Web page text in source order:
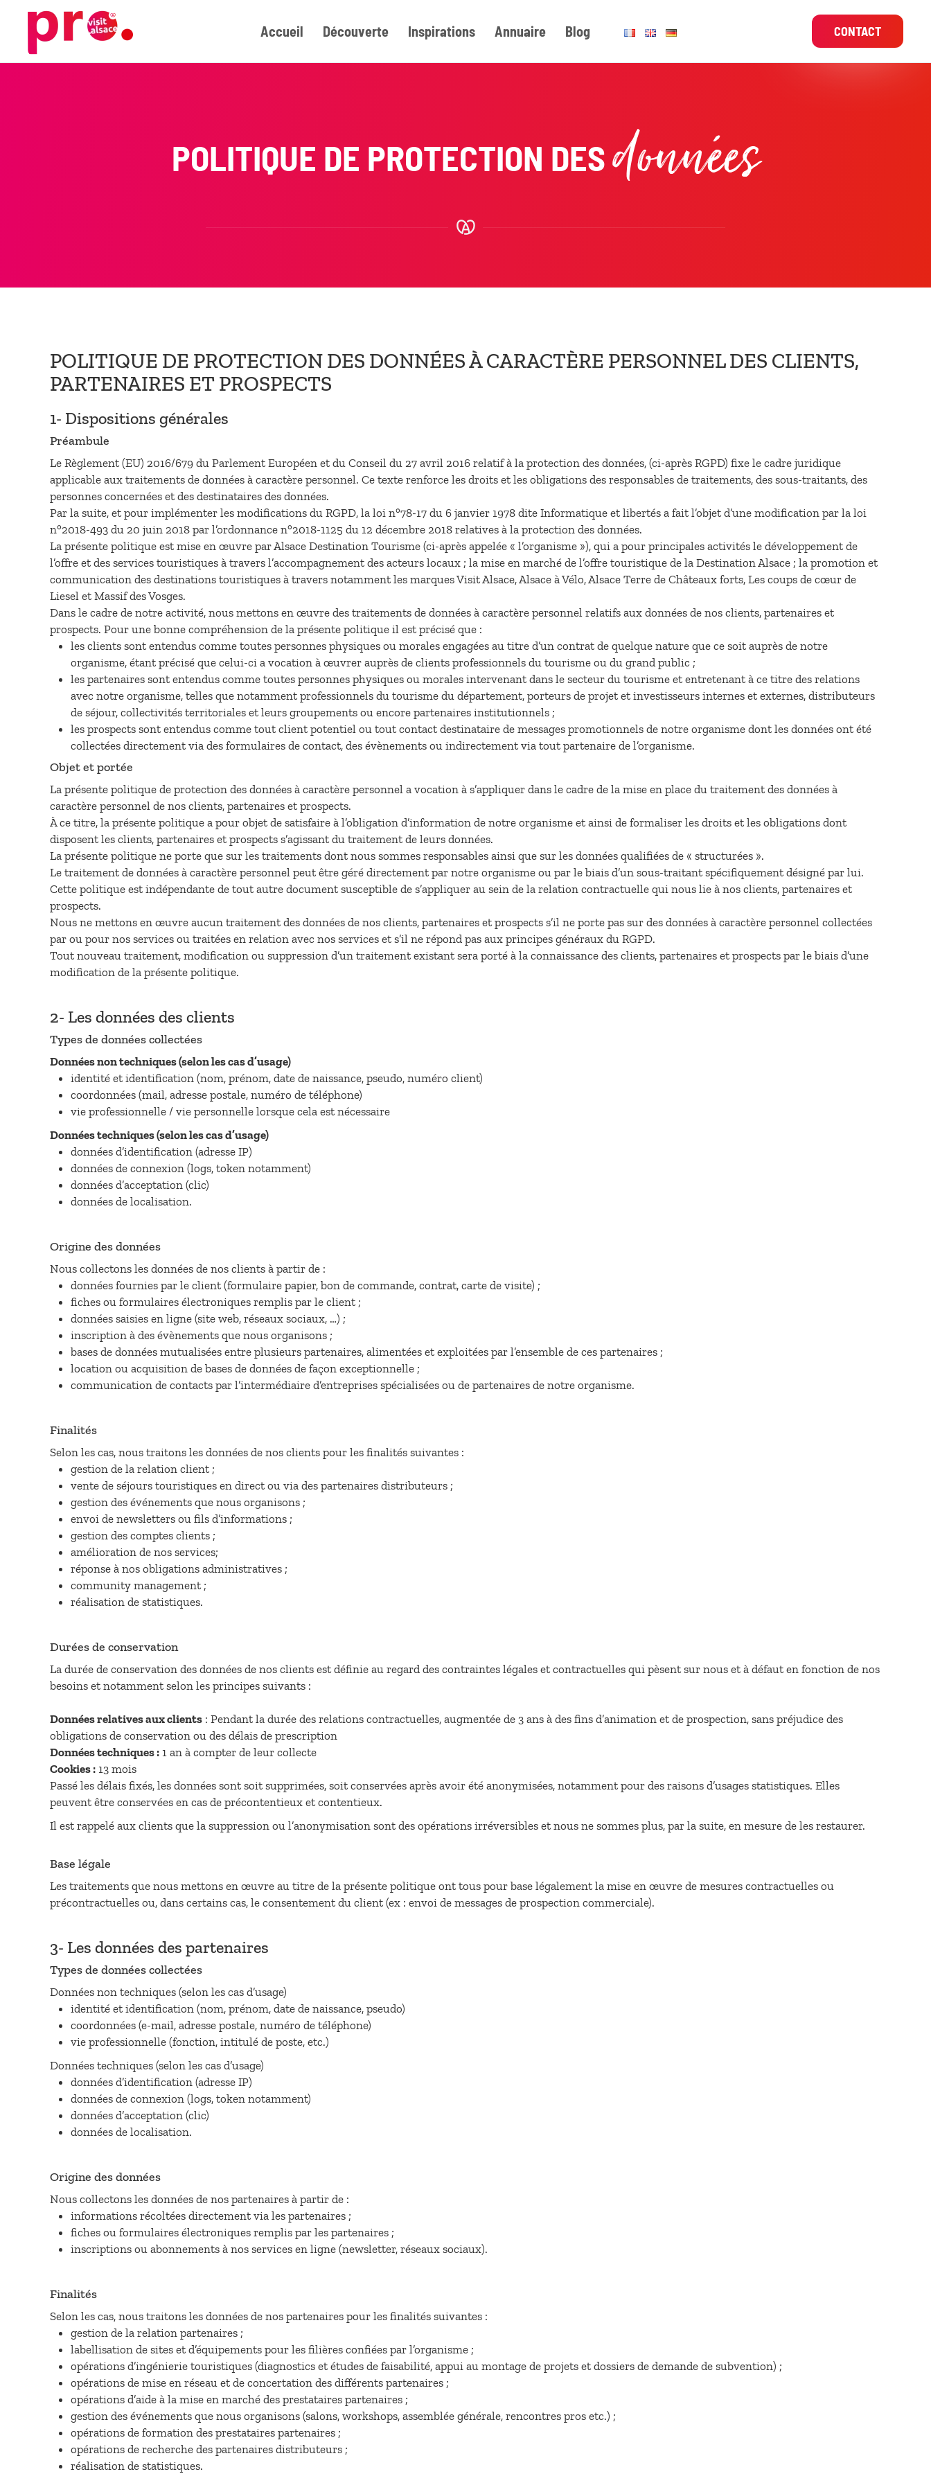
Skip to main content Accueil Découverte Inspirations Annuaire Blog CONTACT
POLITIQUE DE PROTECTION DESdonnées
POLITIQUE DE PROTECTION DES DONNÉES À CARACTÈRE PERSONNEL DES CLIENTS,
PARTENAIRES ET PROSPECTS
1- Dispositions générales
Préambule
Le Règlement (EU) 2016/679 du Parlement Européen et du Conseil du 27 avril 2016 relatif à la protection des données, (ci-après RGPD) fixe le cadre juridique
applicable aux traitements de données à caractère personnel. Ce texte renforce les droits et les obligations des responsables de traitements, des sous-traitants, des
personnes concernées et des destinataires des données.
Par la suite, et pour implémenter les modifications du RGPD, la loi n°78-17 du 6 janvier 1978 dite Informatique et libertés a fait l’objet d’une modification par la loi
n°2018-493 du 20 juin 2018 par l’ordonnance n°2018-1125 du 12 décembre 2018 relatives à la protection des données.
La présente politique est mise en œuvre par Alsace Destination Tourisme (ci-après appelée « l’organisme »), qui a pour principales activités le développement de
l’offre et des services touristiques à travers l’accompagnement des acteurs locaux ; la mise en marché de l’offre touristique de la Destination Alsace ; la promotion et
communication des destinations touristiques à travers notamment les marques Visit Alsace, Alsace à Vélo, Alsace Terre de Châteaux forts, Les coups de cœur de
Liesel et Massif des Vosges.
Dans le cadre de notre activité, nous mettons en œuvre des traitements de données à caractère personnel relatifs aux données de nos clients, partenaires et
prospects. Pour une bonne compréhension de la présente politique il est précisé que :
les clients sont entendus comme toutes personnes physiques ou morales engagées au titre d’un contrat de quelque nature que ce soit auprès de notre
organisme, étant précisé que celui-ci a vocation à œuvrer auprès de clients professionnels du tourisme ou du grand public ;
les partenaires sont entendus comme toutes personnes physiques ou morales intervenant dans le secteur du tourisme et entretenant à ce titre des relations
avec notre organisme, telles que notamment professionnels du tourisme du département, porteurs de projet et investisseurs internes et externes, distributeurs
de séjour, collectivités territoriales et leurs groupements ou encore partenaires institutionnels ;
les prospects sont entendus comme tout client potentiel ou tout contact destinataire de messages promotionnels de notre organisme dont les données ont été
collectées directement via des formulaires de contact, des évènements ou indirectement via tout partenaire de l’organisme.
Objet et portée
La présente politique de protection des données à caractère personnel a vocation à s’appliquer dans le cadre de la mise en place du traitement des données à
caractère personnel de nos clients, partenaires et prospects.
À ce titre, la présente politique a pour objet de satisfaire à l’obligation d’information de notre organisme et ainsi de formaliser les droits et les obligations dont
disposent les clients, partenaires et prospects s’agissant du traitement de leurs données.
La présente politique ne porte que sur les traitements dont nous sommes responsables ainsi que sur les données qualifiées de « structurées ».
Le traitement de données à caractère personnel peut être géré directement par notre organisme ou par le biais d’un sous-traitant spécifiquement désigné par lui.
Cette politique est indépendante de tout autre document susceptible de s’appliquer au sein de la relation contractuelle qui nous lie à nos clients, partenaires et
prospects.
Nous ne mettons en œuvre aucun traitement des données de nos clients, partenaires et prospects s’il ne porte pas sur des données à caractère personnel collectées
par ou pour nos services ou traitées en relation avec nos services et s’il ne répond pas aux principes généraux du RGPD.
Tout nouveau traitement, modification ou suppression d’un traitement existant sera porté à la connaissance des clients, partenaires et prospects par le biais d’une
modification de la présente politique.
2- Les données des clients
Types de données collectées
Données non techniques (selon les cas d’usage)
identité et identification (nom, prénom, date de naissance, pseudo, numéro client)
coordonnées (mail, adresse postale, numéro de téléphone)
vie professionnelle / vie personnelle lorsque cela est nécessaire
Données techniques (selon les cas d’usage)
données d’identification (adresse IP)
données de connexion (logs, token notamment)
données d’acceptation (clic)
données de localisation.
Origine des données
Nous collectons les données de nos clients à partir de :
données fournies par le client (formulaire papier, bon de commande, contrat, carte de visite) ;
fiches ou formulaires électroniques remplis par le client ;
données saisies en ligne (site web, réseaux sociaux, …) ;
inscription à des évènements que nous organisons ;
bases de données mutualisées entre plusieurs partenaires, alimentées et exploitées par l’ensemble de ces partenaires ;
location ou acquisition de bases de données de façon exceptionnelle ;
communication de contacts par l’intermédiaire d’entreprises spécialisées ou de partenaires de notre organisme.
Finalités
Selon les cas, nous traitons les données de nos clients pour les finalités suivantes :
gestion de la relation client ;
vente de séjours touristiques en direct ou via des partenaires distributeurs ;
gestion des événements que nous organisons ;
envoi de newsletters ou fils d’informations ;
gestion des comptes clients ;
amélioration de nos services;
réponse à nos obligations administratives ;
community management ;
réalisation de statistiques.
Durées de conservation
La durée de conservation des données de nos clients est définie au regard des contraintes légales et contractuelles qui pèsent sur nous et à défaut en fonction de nos
besoins et notamment selon les principes suivants :
Données relatives aux clients : Pendant la durée des relations contractuelles, augmentée de 3 ans à des fins d’animation et de prospection, sans préjudice des
obligations de conservation ou des délais de prescription
Données techniques : 1 an à compter de leur collecte
Cookies : 13 mois
Passé les délais fixés, les données sont soit supprimées, soit conservées après avoir été anonymisées, notamment pour des raisons d’usages statistiques. Elles
peuvent être conservées en cas de précontentieux et contentieux.
Il est rappelé aux clients que la suppression ou l’anonymisation sont des opérations irréversibles et nous ne sommes plus, par la suite, en mesure de les restaurer.
Base légale
Les traitements que nous mettons en œuvre au titre de la présente politique ont tous pour base légalement la mise en œuvre de mesures contractuelles ou
précontractuelles ou, dans certains cas, le consentement du client (ex : envoi de messages de prospection commerciale).
3- Les données des partenaires
Types de données collectées
Données non techniques (selon les cas d’usage)
identité et identification (nom, prénom, date de naissance, pseudo)
coordonnées (e-mail, adresse postale, numéro de téléphone)
vie professionnelle (fonction, intitulé de poste, etc.)
Données techniques (selon les cas d’usage)
données d’identification (adresse IP)
données de connexion (logs, token notamment)
données d’acceptation (clic)
données de localisation.
Origine des données
Nous collectons les données de nos partenaires à partir de :
informations récoltées directement via les partenaires ;
fiches ou formulaires électroniques remplis par les partenaires ;
inscriptions ou abonnements à nos services en ligne (newsletter, réseaux sociaux).
Finalités
Selon les cas, nous traitons les données de nos partenaires pour les finalités suivantes :
gestion de la relation partenaires ;
labellisation de sites et d’équipements pour les filières confiées par l’organisme ;
opérations d’ingénierie touristiques (diagnostics et études de faisabilité, appui au montage de projets et dossiers de demande de subvention) ;
opérations de mise en réseau et de concertation des différents partenaires ;
opérations d’aide à la mise en marché des prestataires partenaires ;
gestion des événements que nous organisons (salons, workshops, assemblée générale, rencontres pros etc.) ;
opérations de formation des prestataires partenaires ;
opérations de recherche des partenaires distributeurs ;
réalisation de statistiques.